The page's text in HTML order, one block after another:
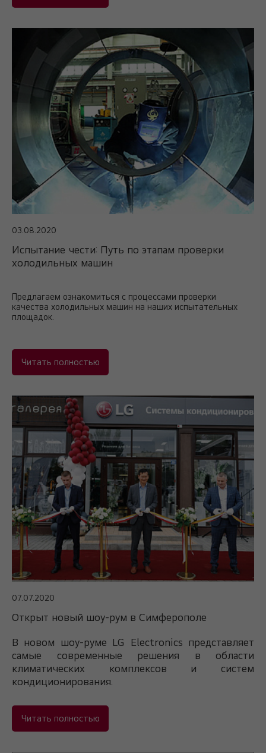
03.08.2020
Испытание чести: Путь по этапам проверки
холодильных машин
Предлагаем ознакомиться с процессами проверки
качества холодильных машин на наших испытательных
площадок.
Читать полностью
07.07.2020
Открыт новый шоу-рум в Симферополе
В новом шоу-руме LG Electronics представляет
самые современные решения в области
климатических комплексов и систем
кондиционирования.
Читать полностью